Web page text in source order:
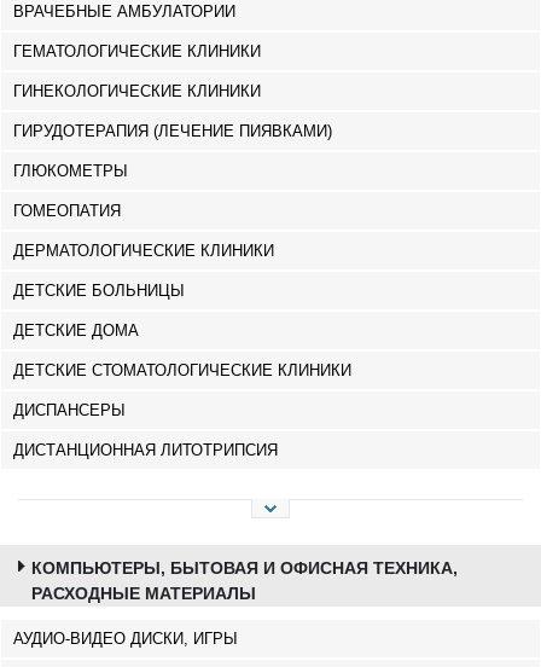
ВРАЧЕБНЫЕ АМБУЛАТОРИИ
ГЕМАТОЛОГИЧЕСКИЕ КЛИНИКИ
ГИНЕКОЛОГИЧЕСКИЕ КЛИНИКИ
ГИРУДОТЕРАПИЯ (ЛЕЧЕНИЕ ПИЯВКАМИ)
ГЛЮКОМЕТРЫ
ГОМЕОПАТИЯ
ДЕРМАТОЛОГИЧЕСКИЕ КЛИНИКИ
ДЕТСКИЕ БОЛЬНИЦЫ
ДЕТСКИЕ ДОМА
ДЕТСКИЕ СТОМАТОЛОГИЧЕСКИЕ КЛИНИКИ
ДИСПАНСЕРЫ
ДИСТАНЦИОННАЯ ЛИТОТРИПСИЯ
КОМПЬЮТЕРЫ, БЫТОВАЯ И ОФИСНАЯ ТЕХНИКА,
РАСХОДНЫЕ МАТЕРИАЛЫ
АУДИО-ВИДЕО ДИСКИ, ИГРЫ